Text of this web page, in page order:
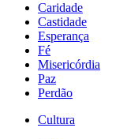
Caridade
Castidade
Esperança
Fé
Misericórdia
Paz
Perdão
Cultura